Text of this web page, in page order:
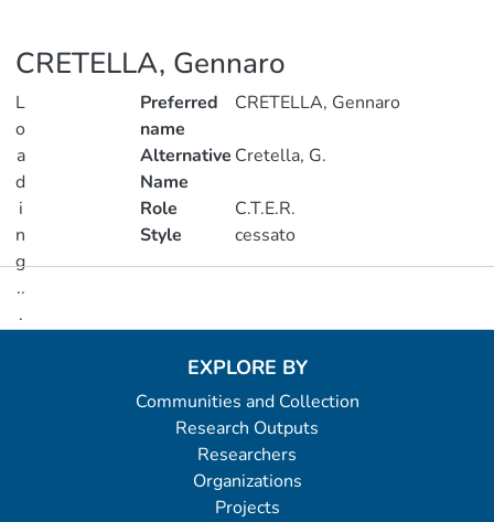
CRETELLA, Gennaro
L
o
a
d
i
n
g
..
.
Preferred
name
CRETELLA, Gennaro
Alternative
Name
Cretella, G.
Role
C.T.E.R.
Style
cessato
EXPLORE BY
Communities and Collection
Research Outputs
Researchers
Organizations
Projects